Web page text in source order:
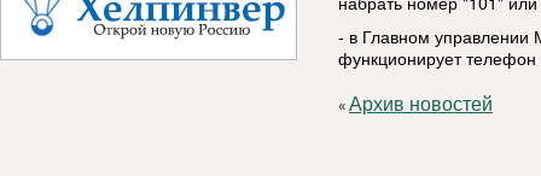
- в Главном управлении
функционирует
«Архив новостей